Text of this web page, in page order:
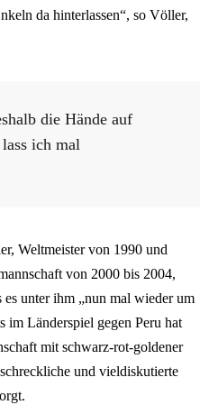
da hinterlassen“, so Völler,
die Hände auf
ich mal
Weltmeister von 1990 und
von 2000 bis 2004,
unter ihm „nun mal wieder um
im Länderspiel gegen Peru hat
mit schwarz-rot-goldener
und vieldiskutierte